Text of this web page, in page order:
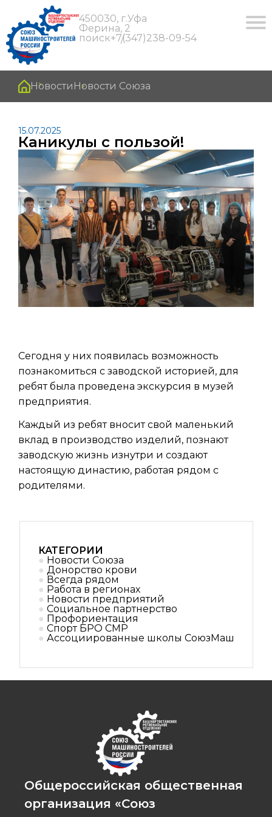
450030, г.Уфа
Ферина, 2
поиск+7(347)238-09-54
Новости Новости Союза
15.07.2025
Каникулы с пользой!
Сегодня у них появилась возможность
познакомиться с заводской историей, для
ребят была проведена экскурсия в музей
предприятия.
Каждый из ребят вносит свой маленький
вклад в производство изделий, познают
заводскую жизнь изнутри и создают
настоящую династию, работая рядом с
родителями.
КАТЕГОРИИ
Новости Союза
Донорство крови
Всегда рядом
Работа в регионах
Новости предприятий
Социальное партнерствo
Профориентация
Спорт БРО СМР
Ассоциированные школы СоюзМаш
Общероссийская общественная
организация «Союз